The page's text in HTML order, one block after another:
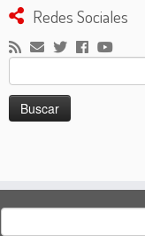
Redes Sociales
Buscar: